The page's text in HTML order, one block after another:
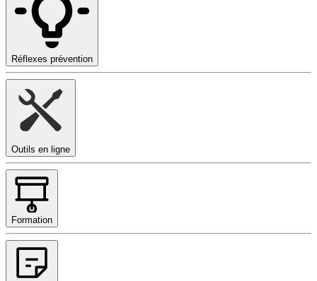
Réflexes prévention
Outils en ligne
Formation